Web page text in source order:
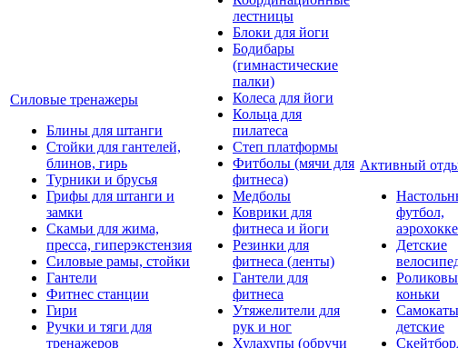
Силовые тренажеры
Блины для штанги
Стойки для гантелей,
блинов, гирь
Турники и брусья
Грифы для штанги и
замки
Скамьи для жима,
пресса, гиперэкстензия
Силовые рамы, стойки
Гантели
Фитнес станции
Гири
Ручки и тяги для
тренажеров
лестницы
Блоки для йоги
Бодибары
(гимнастические
палки)
Колеса для йоги
Кольца для
пилатеса
Степ платформы
Фитболы (мячи для
фитнеса)
Медболы
Коврики для
фитнеса и йоги
Резинки для
фитнеса (ленты)
Гантели для
фитнеса
Утяжелители для
рук и ног
Хулахупы (обручи
Активный
футбол,
Детские
коньки
Самокаты
детские